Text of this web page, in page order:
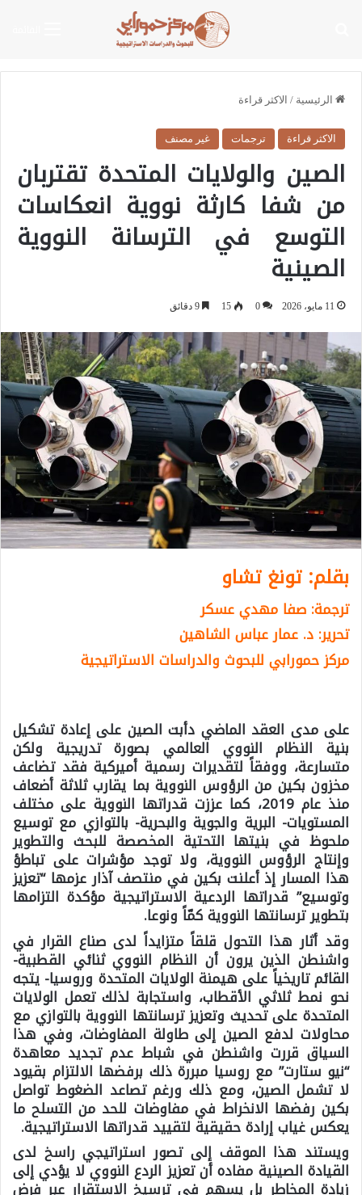
الرئيسية / الاكثر قراءة
الاكثر قراءة ترجمات غير مصنف
الصين والولايات المتحدة تقتربان
من شفا كارثة نووية انعكاسات
التوسع في الترسانة النووية
الصينية
11 مايو، 2026 0
15
بقلم: تونغ تشاو
ترجمة: صفا مهدي عسكر
تحرير: د. عمار عباس الشاهين
مركز حمورابي للبحوث والدراسات الاستراتيجية
على مدى العقد الماضي دأبت الصين على إعادة تشكيل
بنية النظام النووي العالمي بصورة تدريجية ولكن
متسارعة، ووفقاً لتقديرات رسمية أميركية فقد تضاعف
مخزون بكين من الرؤوس النووية بما يقارب ثلاثة أضعاف
منذ عام 2019، كما عززت قدراتها النووية على مختلف
المستويات- البرية والجوية والبحرية- بالتوازي مع توسيع
ملحوظ في بنيتها التحتية المخصصة للبحث والتطوير
وإنتاج الرؤوس النووية، ولا توجد مؤشرات على تباطؤ
هذا المسار إذ أعلنت بكين في منتصف آذار عزمها “تعزيز
وتوسيع” قدراتها الردعية الاستراتيجية مؤكدة التزامها
بتطوير ترسانتها النووية كمّاً ونوعا.
وقد أثار هذا التحول قلقاً متزايداً لدى صناع القرار في
واشنطن الذين يرون أن النظام النووي ثنائي القطبية-
القائم تاريخياً على هيمنة الولايات المتحدة وروسيا- يتجه
نحو نمط ثلاثي الأقطاب، واستجابة لذلك تعمل الولايات
المتحدة على تحديث وتعزيز ترسانتها النووية بالتوازي مع
محاولات لدفع الصين إلى طاولة المفاوضات، وفي هذا
السياق قررت واشنطن في شباط عدم تجديد معاهدة
“نيو ستارت” مع روسيا مبررة ذلك برفضها الالتزام بقيود
لا تشمل الصين، ومع ذلك ورغم تصاعد الضغوط تواصل
بكين رفضها الانخراط في مفاوضات للحد من التسلح ما
يعكس غياب إرادة حقيقية لتقييد قدراتها الاستراتيجية.
ويستند هذا الموقف إلى تصور استراتيجي راسخ لدى
القيادة الصينية مفاده أن تعزيز الردع النووي لا يؤدي إلى
زيادة المخاطر بل يسهم في ترسيخ الاستقرار عبر فرض